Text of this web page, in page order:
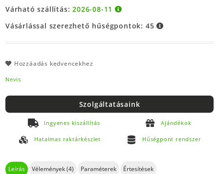
Várható szállítás:2026-08-11
Vásárlással szerezhető hűségpontok: 45
Hozzáadás kedvencekhez
Nevis
Szolgáltatásaink
Ingyenes kiszállítás Ajándékok
Hatalmas raktárkészlet Hűségpont rendszer
Leírás Vélemények (4) Paraméterek Értesítések